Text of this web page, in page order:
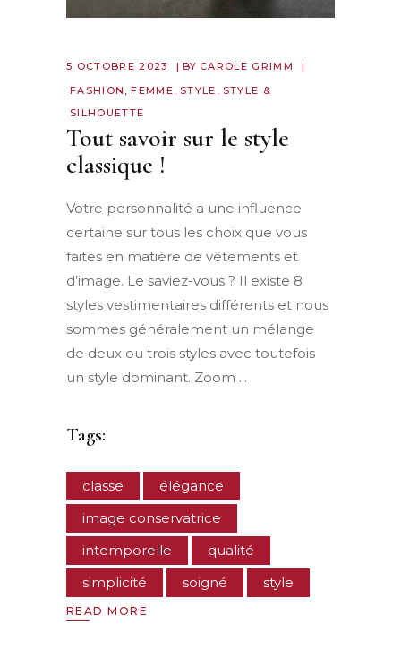
5 OCTOBRE 2023 BY CAROLE GRIMM
FASHION ,FEMME, STYLE , STYLE &
SILHOUETTE
Tout savoir sur le style
classique !
Votre personnalité a une influence
certaine sur tous les choix que vous
faites en matière de vêtements et
d’image. Le saviez-vous ? Il existe 8
styles vestimentaires différents et nous
sommes généralement un mélange
de deux ou trois styles avec toutefois
un style dominant. Zoom
Tags:
classe
élégance
image conservatrice
intemporelle
qualité
simplicité
soigné style
READ MORE